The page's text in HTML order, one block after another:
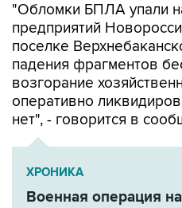
"Обломки БПЛА упали
предприятий
поселке
падения фрагментов
возгорание
оперативно
нет", - говорится в
ХРОНИКА
Военная операция